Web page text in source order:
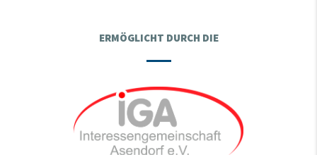
ERMÖGLICHT DURCH DIE